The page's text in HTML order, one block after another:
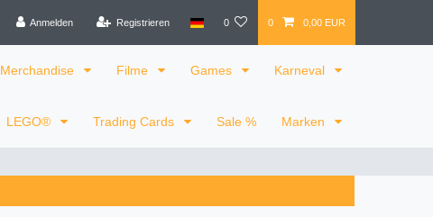
Anmelden Registrieren 0 0 0,00 EUR
Merchandise Filme Games Karneval
LEGO® Trading Cards Sale % Marken